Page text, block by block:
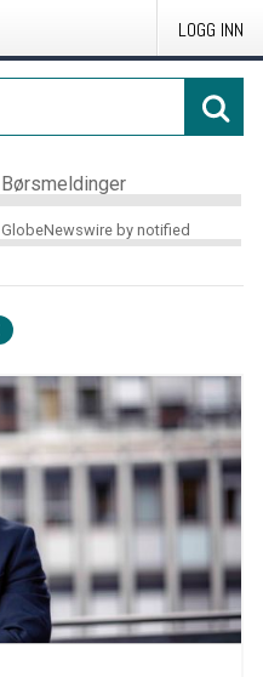
LOGG INN
Børsmeldinger
GlobeNewswire by notified